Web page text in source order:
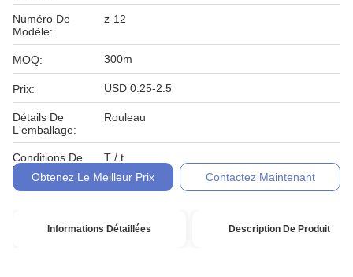
Numéro De
Modèle:
z-12
MOQ: 300m
Prix: USD 0.25-2.5
Détails De
L'emballage:
Rouleau
Conditions De
Paiement:
T / t
Obtenez Le Meilleur Prix
Contactez Maintenant
Informations Détaillées Description De Produit